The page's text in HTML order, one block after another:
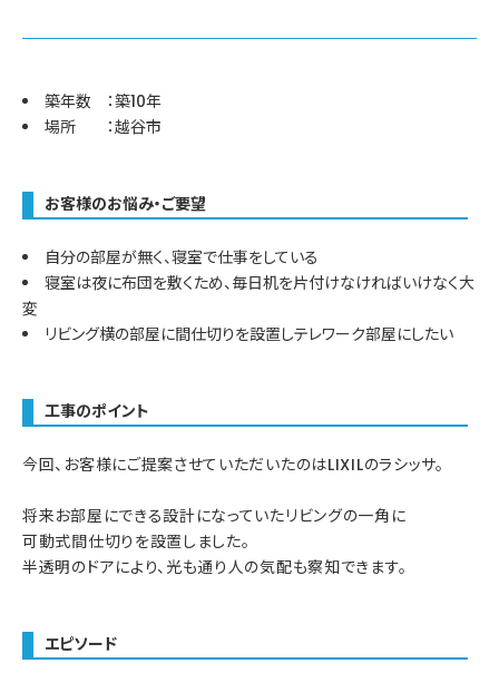
築年数 ：築10年
場所 ：越谷市
お客様のお悩み・ご要望
自分の部屋が無く、寝室で仕事をしている
寝室は夜に布団を敷くため、毎日机を片付けなければいけなく大
変
リビング横の部屋に間仕切りを設置しテレワーク部屋にしたい
工事のポイント
今回、お客様にご提案させていただいたのはLIXILのラシッサ。
将来お部屋にできる設計になっていたリビングの一角に
可動式間仕切りを設置しました。
半透明のドアにより、光も通り人の気配も察知できます。
エピソード